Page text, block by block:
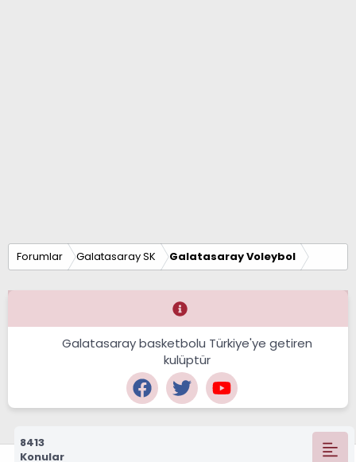
Forumlar Galatasaray SK Galatasaray Voleybol
Galatasaray basketbolu Türkiye'ye getiren
kulüptür
8413
Konular